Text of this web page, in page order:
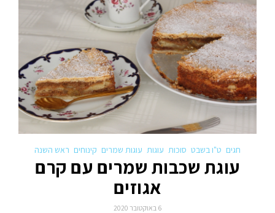
חגים ט"ו בשבט סוכות עוגות עוגות שמרים קינוחים ראש השנה
עוגת שכבות שמרים עם קרם
אגוזים
6 באוקטובר 2020